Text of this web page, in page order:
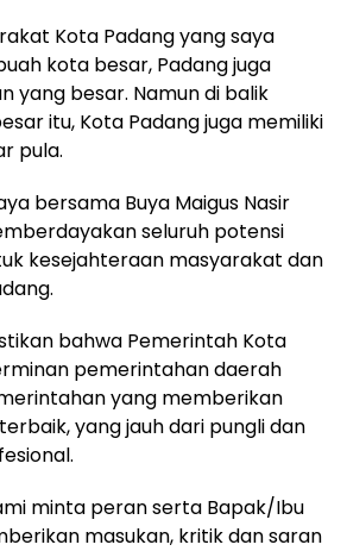
Kota Padang yang saya
kota besar, Padang juga
yang besar. Namun di balik
itu, Kota Padang juga memiliki
pula.
bersama Buya Maigus Nasir
seluruh potensi
kesejahteraan masyarakat dan
bahwa Pemerintah Kota
pemerintahan daerah
yang memberikan
yang jauh dari pungli dan
minta peran serta Bapak/Ibu
masukan, kritik dan saran